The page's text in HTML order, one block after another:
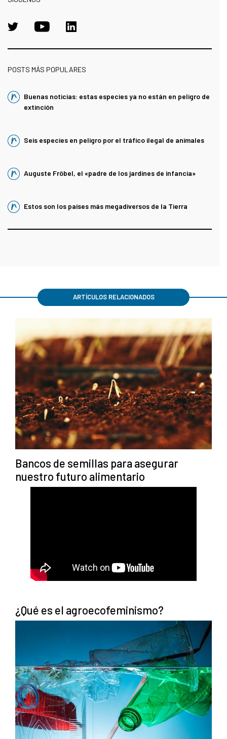
POSTS MÁS POPULARES
Buenas noticias: estas especies ya no están en peligro de
extinción
Seis especies en peligro por el tráfico ilegal de animales
Auguste Fröbel, el «padre de los jardines de infancia»
Estos son los países más megadiversos de la Tierra
ARTÍCULOS RELACIONADOS
Bancos de semillas para asegurar
nuestro futuro alimentario
¿Qué es el agroecofeminismo?